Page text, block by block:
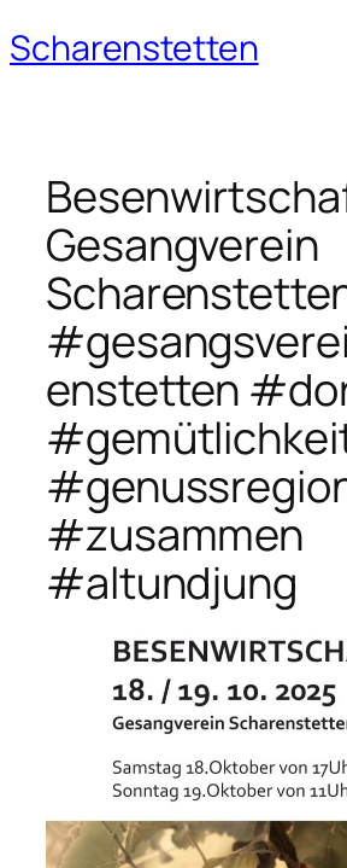
Zum
Inhalt
Scharenstetten
Gesangverein
enstetten
#zusammen
#altundjung